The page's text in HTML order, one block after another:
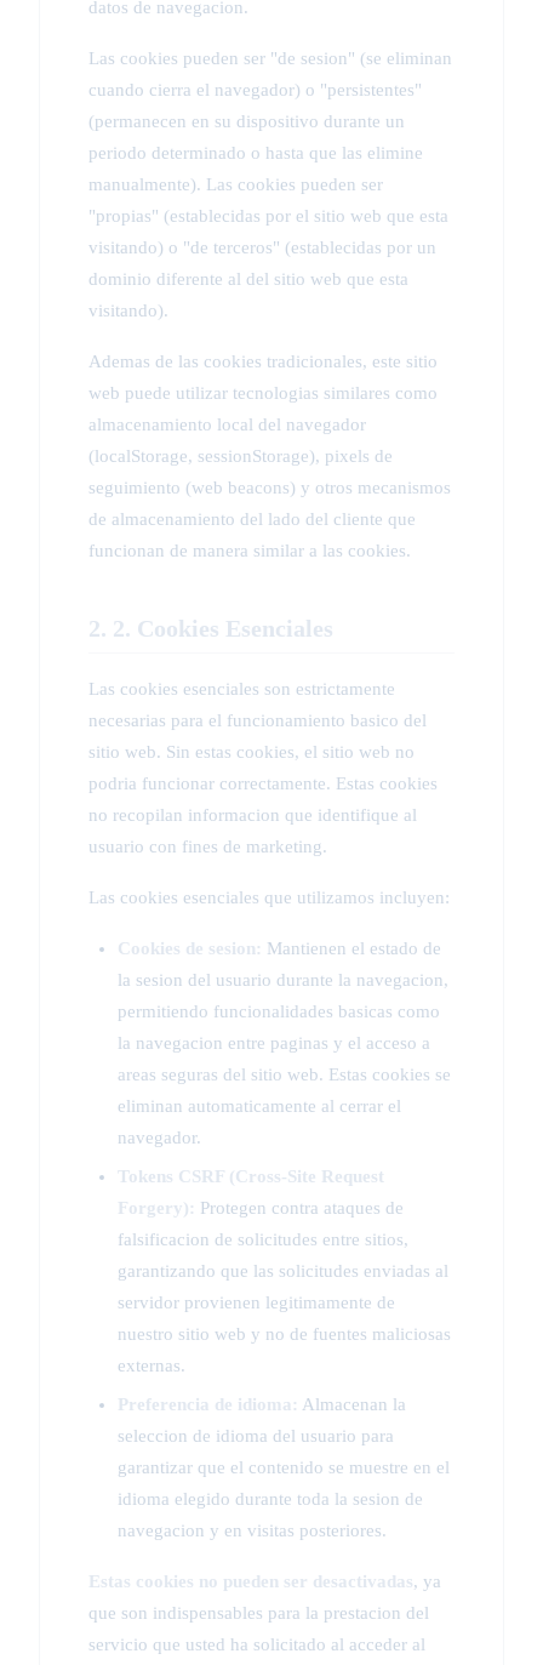
datos de navegacion.
Las cookies pueden ser "de sesion" (se eliminan
cuando cierra el navegador) o "persistentes"
(permanecen en su dispositivo durante un
periodo determinado o hasta que las elimine
manualmente). Las cookies pueden ser
"propias" (establecidas por el sitio web que esta
visitando) o "de terceros" (establecidas por un
dominio diferente al del sitio web que esta
visitando).
Ademas de las cookies tradicionales, este sitio
web puede utilizar tecnologias similares como
almacenamiento local del navegador
(localStorage, sessionStorage), pixels de
seguimiento (web beacons) y otros mecanismos
de almacenamiento del lado del cliente que
funcionan de manera similar a las cookies.
2. 2. Cookies Esenciales
Las cookies esenciales son estrictamente
necesarias para el funcionamiento basico del
sitio web. Sin estas cookies, el sitio web no
podria funcionar correctamente. Estas cookies
no recopilan informacion que identifique al
usuario con fines de marketing.
Las cookies esenciales que utilizamos incluyen:
Cookies de sesion: Mantienen el estado de
la sesion del usuario durante la navegacion,
permitiendo funcionalidades basicas como
la navegacion entre paginas y el acceso a
areas seguras del sitio web. Estas cookies se
eliminan automaticamente al cerrar el
navegador.
Tokens CSRF (Cross-Site Request
Forgery): Protegen contra ataques de
falsificacion de solicitudes entre sitios,
garantizando que las solicitudes enviadas al
servidor provienen legitimamente de
nuestro sitio web y no de fuentes maliciosas
externas.
Preferencia de idioma: Almacenan la
seleccion de idioma del usuario para
garantizar que el contenido se muestre en el
idioma elegido durante toda la sesion de
navegacion y en visitas posteriores.
Estas cookies no pueden ser desactivadas, ya
que son indispensables para la prestacion del
servicio que usted ha solicitado al acceder al